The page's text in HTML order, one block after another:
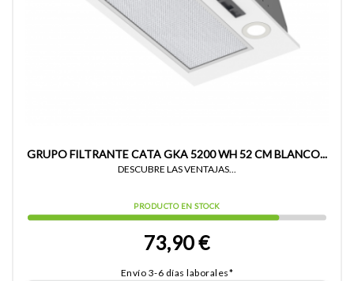
GRUPO FILTRANTE CATA GKA 5200 WH 52 CM BLANCO...
DESCUBRE LAS VENTAJAS...
PRODUCTO EN STOCK
73,90 €
Envío 3-6 días laborales*